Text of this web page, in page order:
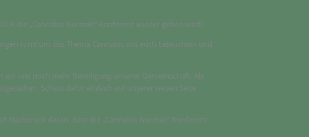
die „Cannabis Normal!“ Konferenz wieder geben wird!
rund um das Thema Cannabis mit euch beleuchten und
wir uns noch mehr Beteiligung unserer Gemeinschaft. Ab
Schaut dafür einfach auf unserer neuen Seite
daran, dass die „Cannabis Normal!“ Konferenz